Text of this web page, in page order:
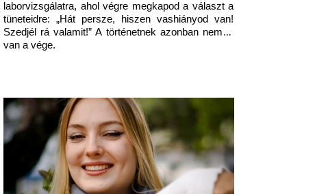
laborvizsgálatra, ahol végre megkapod a választ a
tüneteidre: „Hát persze, hiszen vashiányod van!
Szedjél rá valamit!” A történetnek azonban nem itt
van a vége.